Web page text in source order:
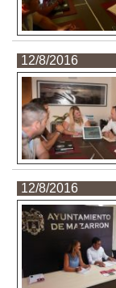
12/8/2016
12/8/2016